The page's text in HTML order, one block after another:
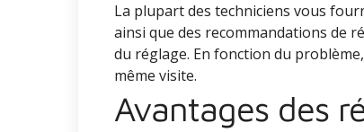
La plupart des techniciens vous
ainsi que des recommandations de
du réglage. En fonction du
même visite.
Avantages des